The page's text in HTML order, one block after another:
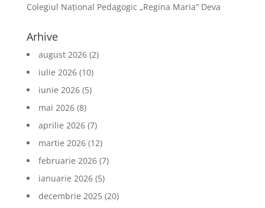
Colegiul Național Pedagogic „Regina Maria” Deva
Arhive
august 2026(2)
iulie 2026(10)
iunie 2026(5)
mai 2026(8)
aprilie 2026(7)
martie 2026(12)
februarie 2026(7)
ianuarie 2026(5)
decembrie 2025(20)